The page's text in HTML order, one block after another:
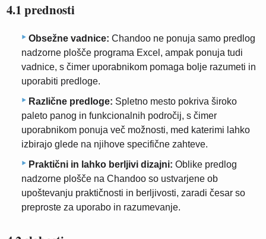
4.1 prednosti
Obsežne vadnice: Chandoo ne ponuja samo predlog
nadzorne plošče programa Excel, ampak ponuja tudi
vadnice, s čimer uporabnikom pomaga bolje razumeti in
uporabiti predloge.
Različne predloge: Spletno mesto pokriva široko
paleto panog in funkcionalnih področij, s čimer
uporabnikom ponuja več možnosti, med katerimi lahko
izbirajo glede na njihove specifične zahteve.
Praktični in lahko berljivi dizajni: Oblike predlog
nadzorne plošče na Chandoo so ustvarjene ob
upoštevanju praktičnosti in berljivosti, zaradi česar so
preproste za uporabo in razumevanje.